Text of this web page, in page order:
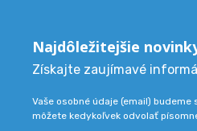
Najdôležitejšie
Získajte zaujímavé
Vaše osobné údaje (email)
môžete kedykoľvek odvolať